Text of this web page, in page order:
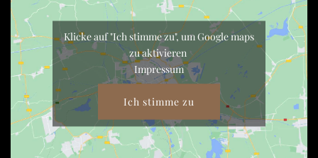
Klicke auf "Ich stimme zu", um Google maps
zu aktivieren
Impressum
Ich stimme zu